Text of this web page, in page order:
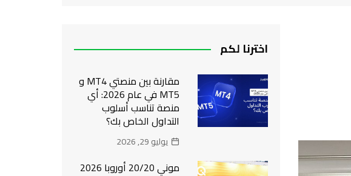
اخترنا لكم
مقارنة بين منصتي MT4 و
MT5 في عام 2026: أي
منصة تناسب أسلوب
التداول الخاص بك؟
يوليو 29, 2026
موني 20/20 أوروبا 2026